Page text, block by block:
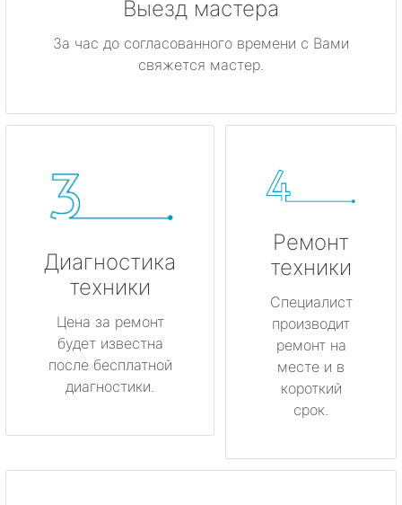
Выезд мастера
За час до согласованного времени с Вами
свяжется мастер.
Диагностика
техники
Цена за ремонт
будет известна
после бесплатной
диагностики.
Ремонт
техники
Специалист
производит
ремонт на
месте и в
короткий
срок.